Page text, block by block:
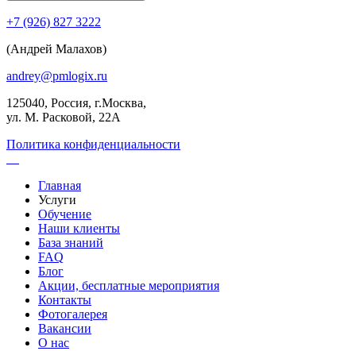
+7 (926) 827 3222
(Андрей Малахов)
andrey@pmlogix.ru
125040, Россия, г.Москва,
ул. М. Расковой, 22А
Политика конфиденциальности
Главная
Услуги
Обучение
Наши клиенты
База знаний
FAQ
Блог
Акции, бесплатные мероприятия
Контакты
Фотогалерея
Вакансии
О нас